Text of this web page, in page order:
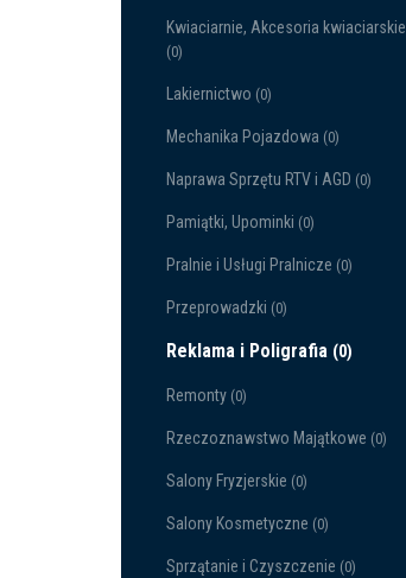
Kwiaciarnie, Akcesoria kwiaciarskie
(0)
Lakiernictwo (0)
Mechanika Pojazdowa (0)
Naprawa Sprzętu RTV i AGD (0)
Pamiątki, Upominki (0)
Pralnie i Usługi Pralnicze (0)
Przeprowadzki (0)
Reklama i Poligrafia (0)
Remonty (0)
Rzeczoznawstwo Majątkowe (0)
Salony Fryzjerskie (0)
Salony Kosmetyczne (0)
Sprzątanie i Czyszczenie (0)